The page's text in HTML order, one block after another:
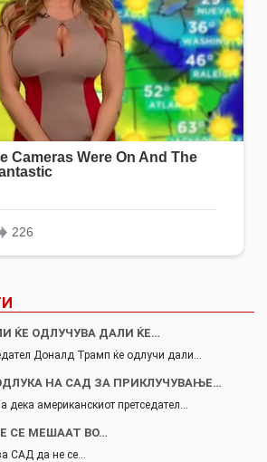
ЌЕ ОДЛУЧУВА ДАЛИ ЌЕ…
Доналд Трамп ќе одлучи дали…
НА САД ЗА ПРИКЛУЧУВАЊЕ…
дека американскиот претседател…
СЕ МЕШААТ ВО…
САД да не се…